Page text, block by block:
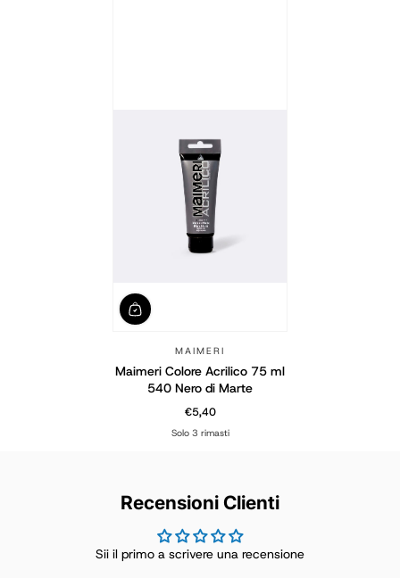
MAIMERI
Maimeri Colore Acrilico 75 ml
540 Nero di Marte
Prezzo normale
€5,40
Solo 3 rimasti
Recensioni Clienti
Sii il primo a scrivere una recensione